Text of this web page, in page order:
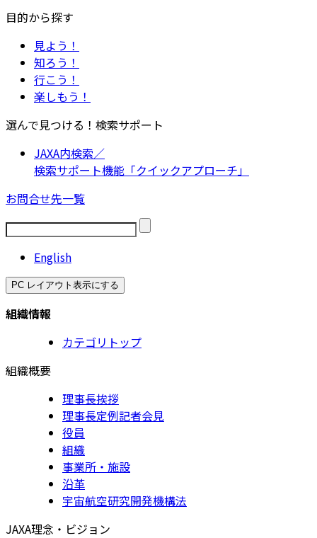
目的から探す
見よう！
知ろう！
行こう！
楽しもう！
選んで見つける！検索サポート
JAXA内検索／
検索サポート機能「クイックアプローチ」
お問合せ先一覧
English
PC レイアウト表示にする
組織情報
カテゴリトップ
組織概要
理事長挨拶
理事長定例記者会見
役員
組織
事業所・施設
沿革
宇宙航空研究開発機構法
JAXA理念・ビジョン